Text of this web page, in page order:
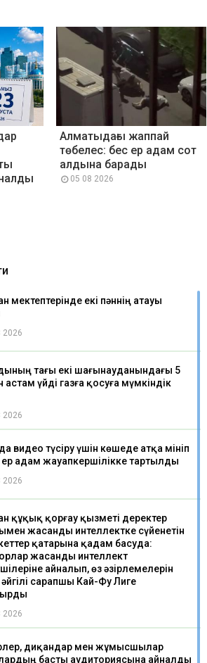
Алматыдағы жаппай
төбелес: бес ер адам сот
алдына барады
05 08 2026
мектептерінде екі пәннің атауы
2026
тағы екі шағынауданындағы 5
үйді газға қосуға мүмкіндік
2026
видео түсіру үшін көшеде атқа мініп
адам жауапкершілікке тартылды
2026
құқық қорғау қызметі деректер
жасанды интеллектке сүйенетін
қатарына қадам басуда:
жасанды интеллект
айналып, өз әзірлемелерін
сарапшы Кай-Фу Лиге
2026
диқандар мен жұмысшылар
басты аудиториясына айналды